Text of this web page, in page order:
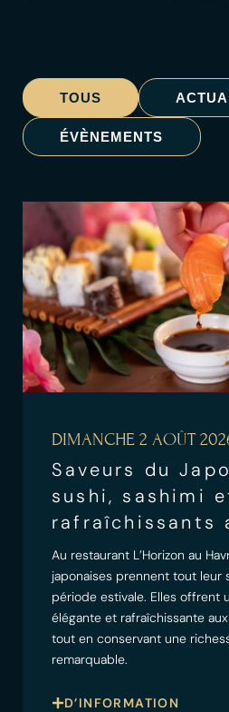
ÉVÈNEMENTS
TOUS
DIMANCHE 2 AOÛT
Saveurs du
sushi, sashimi
rafraîchissants
Au restaurant L’Horizon au
japonaises prennent tout leur
période estivale. Elles offrent
élégante et rafraîchissante
tout en conservant une
remarquable.
D’INFORMATION